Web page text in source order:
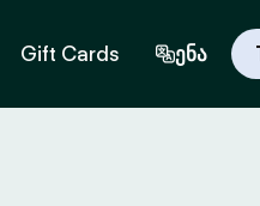
Gift Cards ენა